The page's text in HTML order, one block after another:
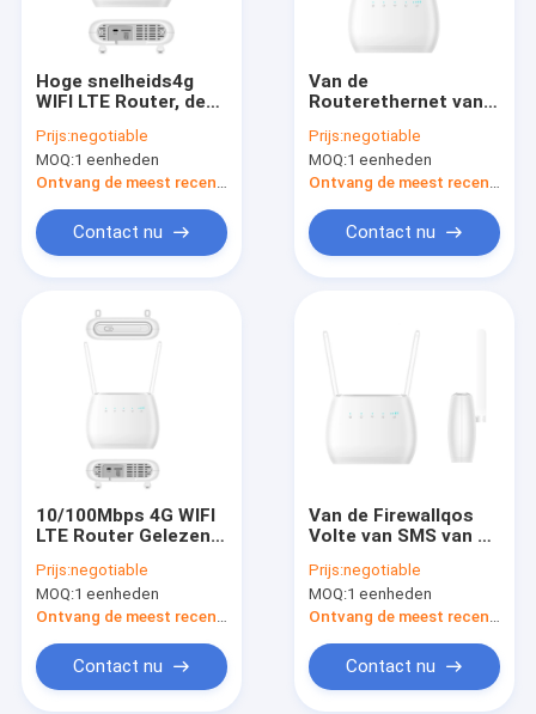
Hoge snelheids4g
WIFI LTE Router, de
LTE met SIM Card
Slot
Prijs:negotiable
MOQ:1 eenheden
Contact nu
Van de
Routerethernet van
Spraakoproep van de
Havensms
Prijs:negotiable
MOQ:1 eenheden
Contact nu
10/100Mbps 4G WIFI
LTE Router Gelezen
Prijs:negotiable
MOQ:1 eenheden
Ontvang de meest recente Prijs
Contact nu
Van de Firewallqos
Volte van SMS van de
WIFI LTE Router de
Vraag VPN
Prijs:negotiable
MOQ:1 eenheden
Ontvang de meest recente Prijs
Contact nu